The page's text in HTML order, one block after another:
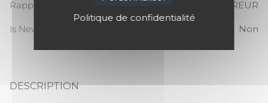
Rapport Vertical #ERREUR
Is New Non
DESCRIPTION
Politique de confidentialité